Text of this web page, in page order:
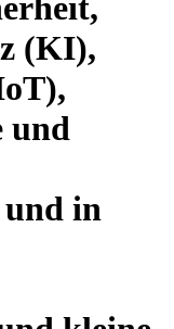
(KI),
und
in